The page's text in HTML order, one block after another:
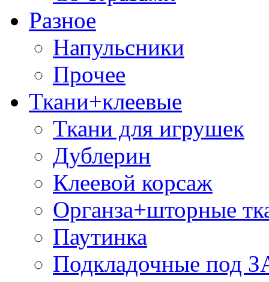
Разное
Напульсники
Прочее
Ткани+клеевые
Ткани для игрушек
Дублерин
Клеевой корсаж
Органза+шторные
Паутинка
Подкладочные под